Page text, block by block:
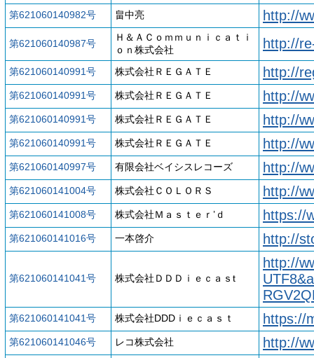
第621060140982号 畠中亮 http://
第621060140987号
Ｈ＆ＡＣｏｍｍｕｎｉｃａｔｉ
ｏｎ株式会社
http://
第621060140991号 株式会社ＲＥＧＡＴＥ http://
第621060140991号 株式会社ＲＥＧＡＴＥ http://
第621060140991号 株式会社ＲＥＧＡＴＥ http://
第621060140991号 株式会社ＲＥＧＡＴＥ http://
第621060140997号 有限会社ベイシスレコーズ http://
第621060141004号 株式会社ＣＯＬＯＲＳ http://
第621060141008号 株式会社Ｍａｓｔｅｒ’ｄ https://
第621060141016号 一本啓介 http://
第621060141041号 株式会社ＤＤＤｉｅｃａｓt
http://
第621060141041号 株式会社DDDｉｅｃａｓｔ https://
第621060141046号 レコ株式会社 http://